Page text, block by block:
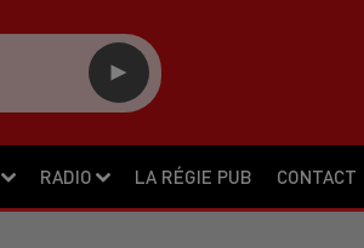
RADIO LA RÉGIE PUB CONTACT